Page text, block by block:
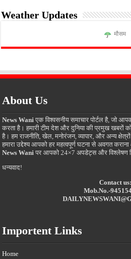
Weather Updates
मौसम
About Us
News Wani एक विश्वसनीय समाचार पोर्टल है, जो
करता है। हमारी टीम देश और दुनिया की प्रमुख खबरों
है। हम राजनीति, खेल, मनोरंजन, व्यापार, और अन्य
हमारा उद्देश्य आपको हर महत्वपूर्ण घटना से अवगत
News Wani पर आपको 24×7 अपडेट्स और विश्लेषण
धन्यवाद!
Contact us:
Mob.No.-
Importent Links
Home